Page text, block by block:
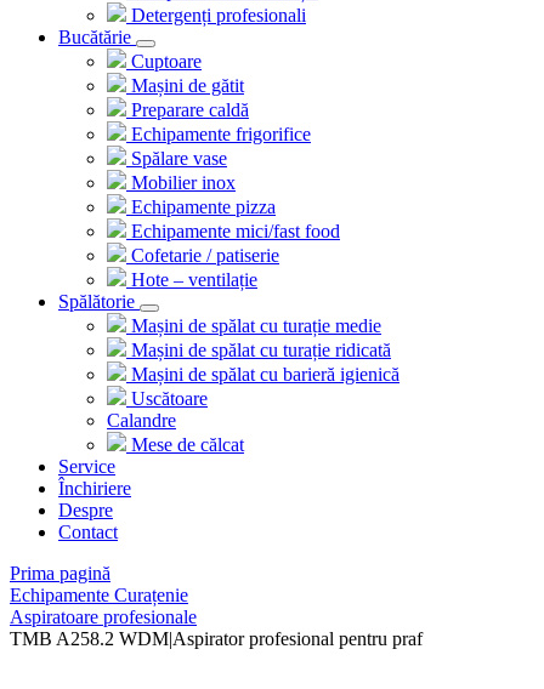
Detergenți profesionali
Bucătărie
Cuptoare
Mașini de gătit
Preparare caldă
Echipamente frigorifice
Spălare vase
Mobilier inox
Echipamente pizza
Echipamente mici/fast food
Cofetarie / patiserie
Hote – ventilație
Spălătorie
Mașini de spălat cu turație medie
Mașini de spălat cu turație ridicată
Mașini de spălat cu barieră igienică
Uscătoare
Calandre
Mese de călcat
Service
Închiriere
Despre
Contact
Prima pagină
Echipamente Curațenie
Aspiratoare profesionale
TMB A258.2 WDM|Aspirator profesional pentru praf